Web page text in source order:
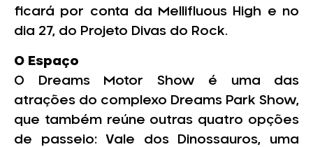
ficará por conta da Mellifluous High e no
dia 27, do Projeto Divas do Rock.
O Espaço
O Dreams Motor Show é uma das
atrações do complexo Dreams Park Show,
que também reúne outras quatro opções
de passeio: Vale dos Dinossauros, uma